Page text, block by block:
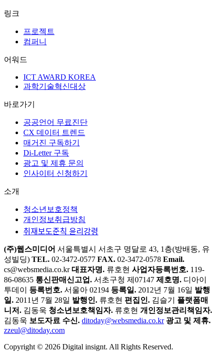
링크
프로젝트
컴퍼니
어워드
ICT AWARD KOREA
과학기술혁신대상
바로가기
공공언어 무료진단
CX 데이터 트렌드
매거진 구독하기
Di-Letter 구독
광고 및 제휴 문의
인사이터 신청하기
소개
청소년보호정책
개인정보취급방침
취재보도준칙 윤리강령
(주)웹스미디어 서울특별시 서초구 명달로 43, 1층(방배동, 유
성빌딩) TEL. 02-3472-0577 FAX. 02-3472-0578 Email.
cs@websmedia.co.kr 대표자명. 류호현 사업자등록번호. 119-
86-08635 통신판매신고업. 서초구청 제07147 제호명. 디아이
투데이
등록번호. 서울아 02194 등록일. 2012년 7월 16일 발행
일. 2011년 7월 28일 발행인. 류호현 편집인. 김슬기
플랫폼매
니저. 김동욱 청소년보호책임자. 류호현 개인정보관리책임자.
김동욱 보도자료 수신. ditoday@websmedia.co.kr 광고 및 제휴.
zzeul@ditoday.com
Copyright © 2026 Digital insignt. All Rights Reserved.